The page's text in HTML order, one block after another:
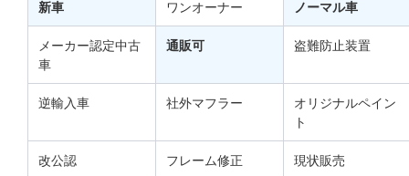
新車 ワンオーナー ノーマル車
メーカー認定中古
車
通販可 盗難防止装置
逆輸入車 社外マフラー
オリジナルペイン
ト
改公認 フレーム修正 現状販売